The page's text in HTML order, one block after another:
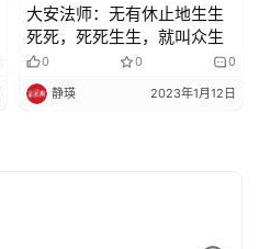
大安法师：无有休止地生生
死死，死死生生，就叫众生
0 0 0
静瑛 2023年1月12日